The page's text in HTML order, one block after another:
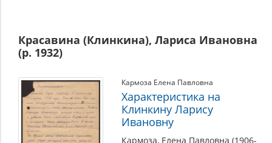
Красавина (Клинкина), Лариса Ивановна
(р. 1932)
Кармоза Елена Павловна
Характеристика на
Клинкину Ларису
Ивановну
Кармоза, Елена Павловна (1906-